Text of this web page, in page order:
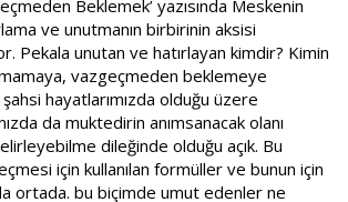
Beklemek’ yazısında Meskenin
ve unutmanın birbirinin aksisi
Pekala unutan ve hatırlayan kimdir? Kimin
vazgeçmeden beklemeye
şahsi hayatlarımızda olduğu üzere
da muktedirin anımsanacak olanı
dileğinde olduğu açık. Bu
için kullanılan formüller ve bunun için
da ortada. bu biçimde umut edenler ne